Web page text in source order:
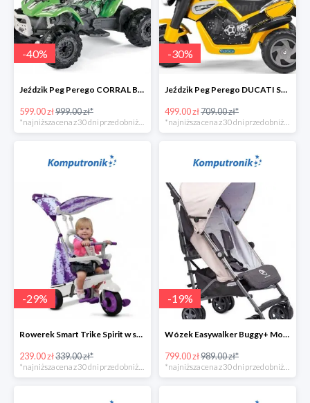
-40%
Jeździk Peg Perego CORRAL BEARCAT w super cenie
599.00 zł999.00 zł*
-30%
Jeździk Peg Perego DUCATI SCRAMBLER w super cenie
499.00 zł709.00 zł*
-29%
Rowerek Smart Trike Spirit w super cenie
239.00 zł339.00 zł*
*najniższa cena z 30 dni przed obniżką
-19%
Wózek Easywalker Buggy+ Monaco Apero w super cenie
799.00 zł989.00 zł*
*najniższa cena z 30 dni przed obniżką